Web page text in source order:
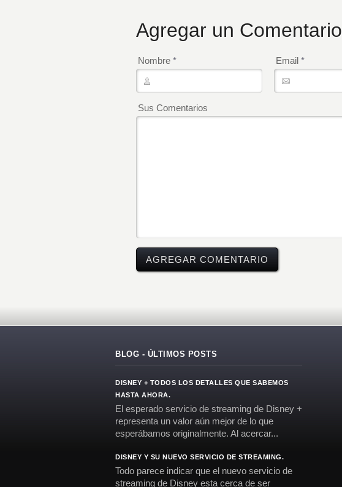
Agregar un Comentario
Nombre * Email *
Sus Comentarios
BLOG - ÚLTIMOS POSTS
DISNEY + TODOS LOS DETALLES QUE SABEMOS
HASTA AHORA.
El esperado servicio de streaming de Disney +
representa un valor aún mejor de lo que
esperábamos originalmente. Al acercar...
DISNEY Y SU NUEVO SERVICIO DE STREAMING.
Todo parece indicar que el nuevo servicio de
streaming de Disney esta cerca de ser